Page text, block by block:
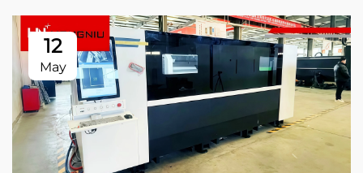
12
May